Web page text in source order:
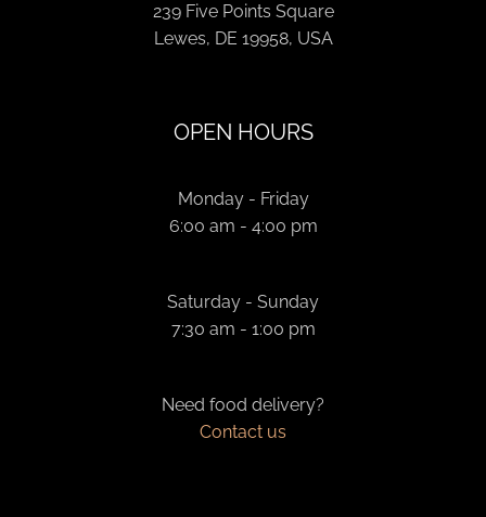
239 Five Points Square
Lewes, DE 19958, USA
OPEN HOURS
Monday - Friday
6:00 am - 4:00 pm
Saturday - Sunday
7:30 am - 1:00 pm
Need food delivery?
Contact us